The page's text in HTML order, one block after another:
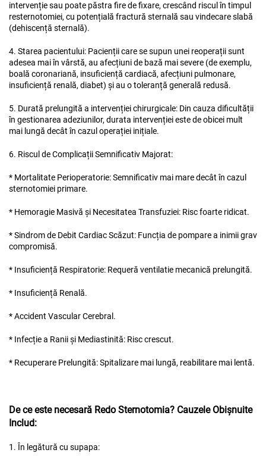
intervenție sau poate păstra fire de fixare, crescând riscul în timpul
resternotomiei, cu potențială fractură sternală sau vindecare slabă
(dehiscență sternală).
4. Starea pacientului: Pacienții care se supun unei reoperații sunt
adesea mai în vârstă, au afecțiuni de bază mai severe (de exemplu,
boală coronariană, insuficiență cardiacă, afecțiuni pulmonare,
insuficiență renală, diabet) și au o toleranță generală redusă.
5. Durată prelungită a intervenției chirurgicale: Din cauza dificultății
în gestionarea adeziunilor, durata intervenției este de obicei mult
mai lungă decât în cazul operației inițiale.
6. Riscul de Complicații Semnificativ Majorat:
* Mortalitate Perioperatorie: Semnificativ mai mare decât în cazul
sternotomiei primare.
* Hemoragie Masivă și Necesitatea Transfuziei: Risc foarte ridicat.
* Sindrom de Debit Cardiac Scăzut: Funcția de pompare a inimii grav
compromisă.
* Insuficiență Respiratorie: Requeră ventilatie mecanică prelungită.
* Insuficiență Renală.
* Accident Vascular Cerebral.
* Infecție a Ranii și Mediastinită: Risc crescut.
* Recuperare Prelungită: Spitalizare mai lungă, reabilitare mai lentă.
De ce este necesară Redo Sternotomia? Cauzele Obișnuite
Includ:
1. În legătură cu supapa: